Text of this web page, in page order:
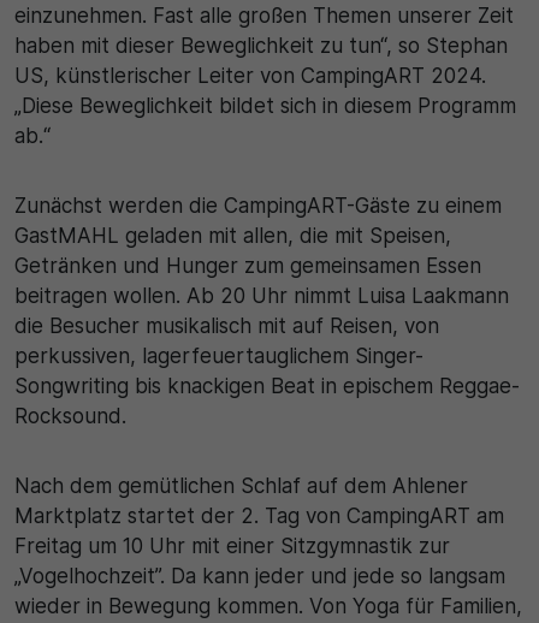
einzunehmen. Fast alle großen Themen unserer Zeit
haben mit dieser Beweglichkeit zu tun“, so Stephan
US, künstlerischer Leiter von CampingART 2024.
„Diese Beweglichkeit bildet sich in diesem Programm
ab.“
Zunächst werden die CampingART-Gäste zu einem
GastMAHL geladen mit allen, die mit Speisen,
Getränken und Hunger zum gemeinsamen Essen
beitragen wollen. Ab 20 Uhr nimmt Luisa Laakmann
die Besucher musikalisch mit auf Reisen, von
perkussiven, lagerfeuertauglichem Singer-
Songwriting bis knackigen Beat in epischem Reggae-
Rocksound.
Nach dem gemütlichen Schlaf auf dem Ahlener
Marktplatz startet der 2. Tag von CampingART am
Freitag um 10 Uhr mit einer Sitzgymnastik zur
„Vogelhochzeit”. Da kann jeder und jede so langsam
wieder in Bewegung kommen. Von Yoga für Familien,